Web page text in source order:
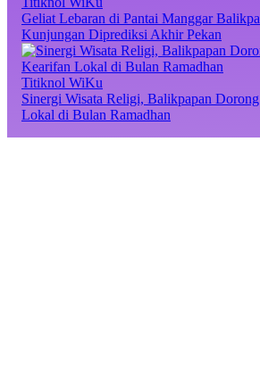
Geliat Lebaran di Pantai Manggar
Kunjungan Diprediksi Akhir Pekan
Titiknol WiKu
Sinergi Wisata Religi, Balikpapan
Lokal di Bulan Ramadhan